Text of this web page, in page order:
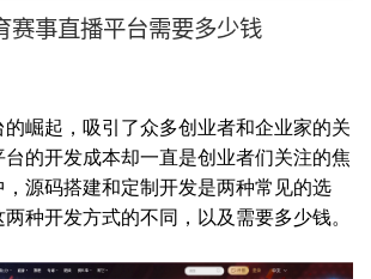
赛事直播平台需要多少钱
崛起，吸引了众多创业者和企业家的关
的开发成本却一直是创业者们关注的焦
，源码搭建和定制开发是两种常见的选
种开发方式的不同，以及需要多少钱。